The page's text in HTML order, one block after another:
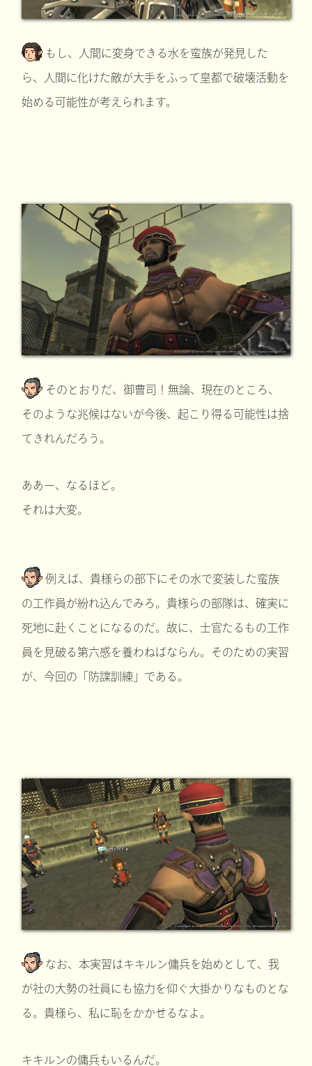
もし、人間に変身できる水を蛮族が発見した
ら、人間に化けた敵が大手をふって皇都で破壊活動を
始める可能性が考えられます。
そのとおりだ、御曹司！無論、現在のところ、
そのような兆候はないが今後、起こり得る可能性は捨
てきれんだろう。
ああー、なるほど。
それは大変。
例えば、貴様らの部下にその水で変装した蛮族
の工作員が紛れ込んでみろ。貴様らの部隊は、確実に
死地に赴くことになるのだ。故に、士官たるもの工作
員を見破る第六感を養わねばならん。そのための実習
が、今回の「防諜訓練」である。
なお、本実習はキキルン傭兵を始めとして、我
が社の大勢の社員にも協力を仰ぐ大掛かりなものとな
る。貴様ら、私に恥をかかせるなよ。
キキルンの傭兵もいるんだ。